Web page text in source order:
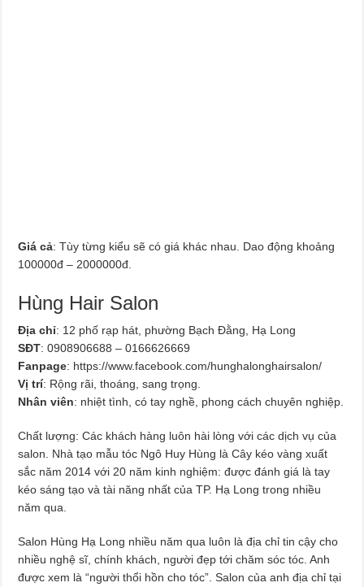
Giá cả: Tùy từng kiểu sẽ có giá khác nhau. Dao động khoảng
100000đ – 2000000đ.
Hùng Hair Salon
Địa chỉ: 12 phố rạp hát, phường Bạch Đằng, Hạ Long
SĐT: 0908906688 – 0166626669
Fanpage: https://www.facebook.com/hunghalonghairsalon/
Vị trí: Rộng rãi, thoáng, sang trọng.
Nhân viên: nhiệt tình, có tay nghề, phong cách chuyên nghiệp.
Chất lượng: Các khách hàng luôn hài lòng với các dịch vụ của
salon. Nhà tạo mẫu tóc Ngô Huy Hùng là Cây kéo vàng xuất
sắc năm 2014 với 20 năm kinh nghiệm: được đánh giá là tay
kéo sáng tạo và tài năng nhất của TP. Hạ Long trong nhiều
năm qua.
Salon Hùng Hạ Long nhiều năm qua luôn là địa chỉ tin cậy cho
nhiều nghệ sĩ, chính khách, người đẹp tới chăm sóc tóc. Anh
được xem là “người thổi hồn cho tóc”. Salon của anh địa chỉ tại